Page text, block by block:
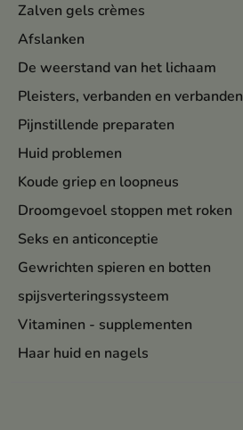
Zalven gels crèmes
Afslanken
De weerstand van het lichaam
Pleisters, verbanden en verbanden
Pijnstillende preparaten
Huid problemen
Koude griep en loopneus
Droomgevoel stoppen met roken
Seks en anticonceptie
Gewrichten spieren en botten
spijsverteringssysteem
Vitaminen - supplementen
Haar huid en nagels